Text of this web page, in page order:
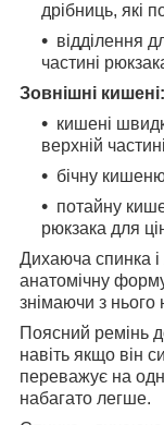
дрібниць, які
відділення
частині
Зовнішні кишені:
кишені
верхній
бічну
потайну
рюкзака для
Дихаюча спинка
анатомічну
знімаючи з
Поясний ремінь
навіть якщо він
переважує на
набагато легше.